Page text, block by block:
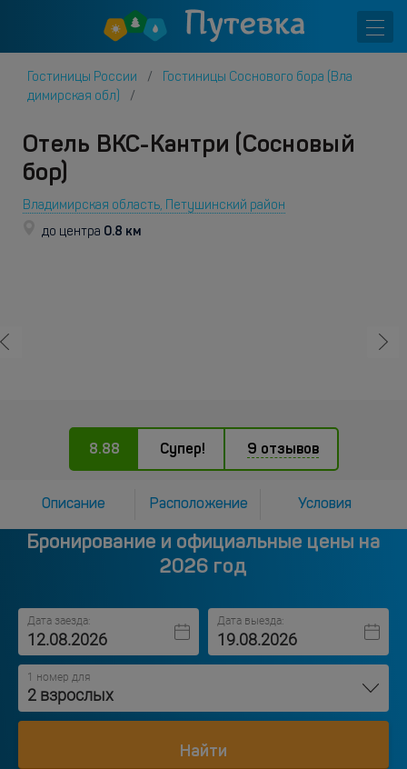
Гостиницы России
Гостиницы Соснового бора (Вла
димирская обл)
Отель ВКС-Кантри (Сосновый
бор)
Владимирская область, Петушинский район
до центра 0.8 км
8.88 Супер! 9 отзывов
Описание Расположение Условия
Бронирование и официальные цены на
2026 год
Дата заезда: Дата выезда:
1 номер для
2 взрослых
Найти